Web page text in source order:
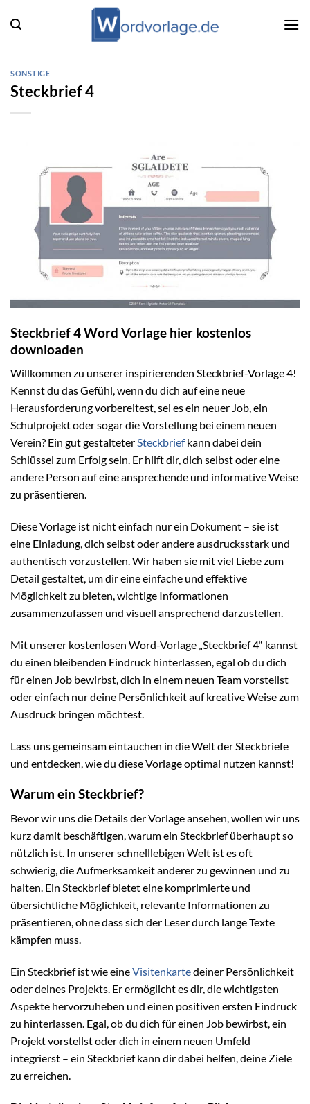
Inhalt
SONSTIGE
Steckbrief 4
Steckbrief 4 Word Vorlage hier kostenlos
downloaden
Willkommen zu unserer inspirierenden Steckbrief-Vorlage 4!
Kennst du das Gefühl, wenn du dich auf eine neue
Herausforderung vorbereitest, sei es ein neuer Job, ein
Schulprojekt oder sogar die Vorstellung bei einem neuen
Verein? Ein gut gestalteterSteckbriefkann dabei dein
Schlüssel zum Erfolg sein. Er hilft dir, dich selbst oder eine
andere Person auf eine ansprechende und informative Weise
zu präsentieren.
Diese Vorlage ist nicht einfach nur ein Dokument – sie ist
eine Einladung, dich selbst oder andere ausdrucksstark und
authentisch vorzustellen. Wir haben sie mit viel Liebe zum
Detail gestaltet, um dir eine einfache und effektive
Möglichkeit zu bieten, wichtige Informationen
zusammenzufassen und visuell ansprechend darzustellen.
Mit unserer kostenlosen Word-Vorlage „Steckbrief 4“ kannst
du einen bleibenden Eindruck hinterlassen, egal ob du dich
für einen Job bewirbst, dich in einem neuen Team vorstellst
oder einfach nur deine Persönlichkeit auf kreative Weise zum
Ausdruck bringen möchtest.
Lass uns gemeinsam eintauchen in die Welt der Steckbriefe
und entdecken, wie du diese Vorlage optimal nutzen kannst!
Warum ein Steckbrief?
Bevor wir uns die Details der Vorlage ansehen, wollen wir uns
kurz damit beschäftigen, warum ein Steckbrief überhaupt so
nützlich ist. In unserer schnelllebigen Welt ist es oft
schwierig, die Aufmerksamkeit anderer zu gewinnen und zu
halten. Ein Steckbrief bietet eine komprimierte und
übersichtliche Möglichkeit, relevante Informationen zu
präsentieren, ohne dass sich der Leser durch lange Texte
kämpfen muss.
Ein Steckbrief ist wie eineVisitenkartedeiner Persönlichkeit
oder deines Projekts. Er ermöglicht es dir, die wichtigsten
Aspekte hervorzuheben und einen positiven ersten Eindruck
zu hinterlassen. Egal, ob du dich für einen Job bewirbst, ein
Projekt vorstellst oder dich in einem neuen Umfeld
integrierst – ein Steckbrief kann dir dabei helfen, deine Ziele
zu erreichen.